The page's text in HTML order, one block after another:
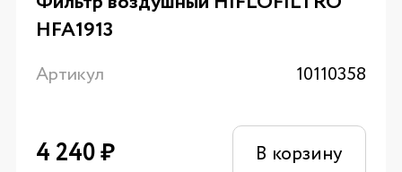
HFA1913
Артикул 10110358
4 240₽ В корзину